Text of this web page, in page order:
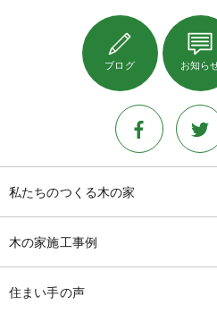
ブログ お知ら
私たちのつくる木の家
木の家施工事例
住まい手の声